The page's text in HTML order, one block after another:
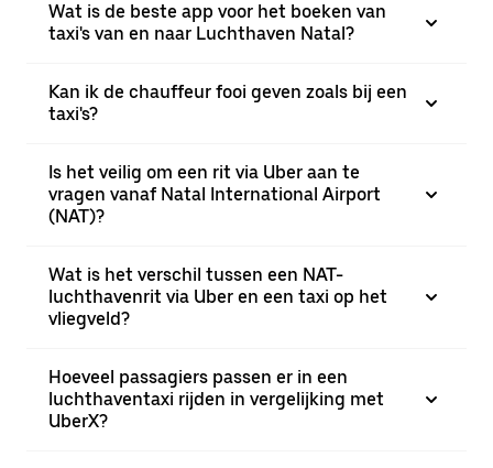
Wat is de beste app voor het boeken van
taxi's van en naar Luchthaven Natal?
Kan ik de chauffeur fooi geven zoals bij een
taxi's?
Is het veilig om een rit via Uber aan te
vragen vanaf Natal International Airport
(NAT)?
Wat is het verschil tussen een NAT-
luchthavenrit via Uber en een taxi op het
vliegveld?
Hoeveel passagiers passen er in een
luchthaventaxi rijden in vergelijking met
UberX?